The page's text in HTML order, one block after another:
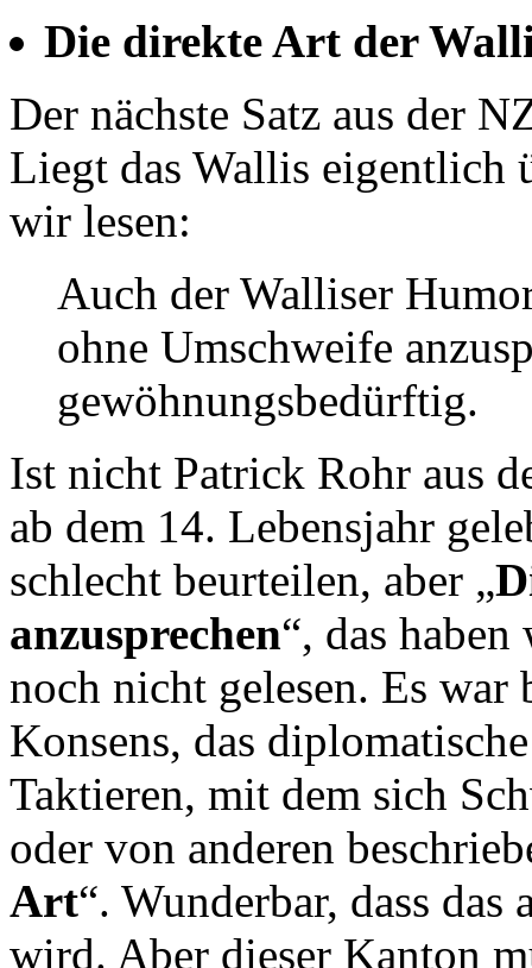
Die direkte Art der
Der nächste Satz aus der
Liegt das Wallis eigentlich
wir lesen:
Auch der Walliser
ohne Umschweife
gewöhnungsbedürftig.
Ist nicht Patrick Rohr aus
ab dem 14. Lebensjahr
schlecht beurteilen, aber „
anzusprechen“, das
noch nicht gelesen. Es
Konsens, das
Taktieren, mit dem sich
oder von anderen
Art“. Wunderbar, dass
wird. Aber dieser Kanton